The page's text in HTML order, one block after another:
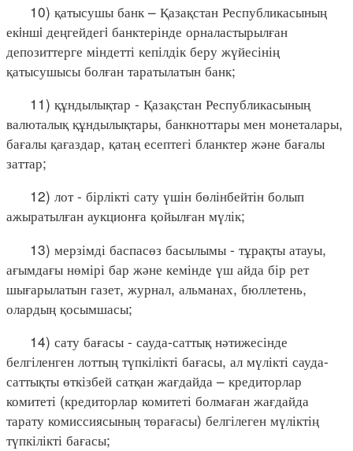
10) қатысушы банк – Қазақстан Республикасының
екiншi деңгейдегi банктерінде орналастырылған
депозиттерге міндетті кепілдік беру жүйесінің
қатысушысы болған таратылатын банк;
11) құндылықтар - Қазақстан Республикасының
валюталық құндылықтары, банкноттары мен монеталары,
бағалы қағаздар, қатаң есептегі бланктер және бағалы
заттар;
12) лот - бірлікті сату үшін бөлінбейтін болып
ажыратылған аукционға қойылған мүлік;
13) мерзімді баспасөз басылымы - тұрақты атауы,
ағымдағы нөмірі бар және кемінде үш айда бір рет
шығарылатын газет, журнал, альманах, бюллетень,
олардың қосымшасы;
14) сату бағасы - сауда-саттық нәтижесінде
белгіленген лоттың түпкілікті бағасы, ал мүлікті сауда-
саттықты өткізбей сатқан жағдайда – кредиторлар
комитеті (кредиторлар комитеті болмаған жағдайда
тарату комиссиясының төрағасы) белгілеген мүліктің
түпкілікті бағасы;